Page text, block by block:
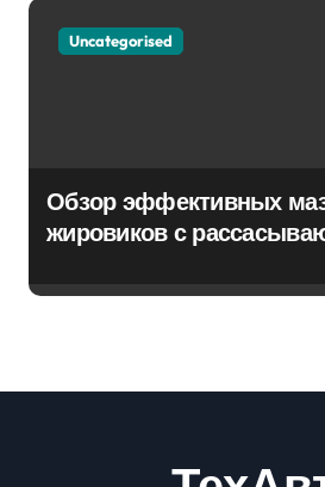
Uncategorised
Обзор эффективных
жировиков с